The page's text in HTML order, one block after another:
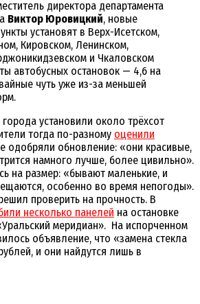
директора департамента
Виктор Юровицкий, новые
установят в Верх-Исетском,
Кировском, Ленинском,
и Чкаловском
автобусных остановок — 4,6 на
чуть уже из-за меньшей
установили около трёхсот
тогда по-разному оценили
одобряли обновление: «они красивые,
намного лучше, более цивильно».
на размер: «бывают маленькие, и
особенно во время непогоды».
проверить на прочность. В
несколько панелей на остановке
меридиан». На испорченном
объявление, что «замена стекла
и они найдутся лишь в